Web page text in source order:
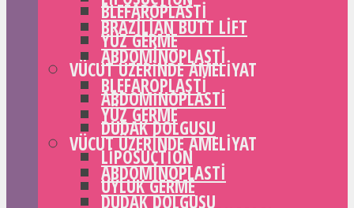
BLEFAROPLASTI
YÜZ GERME
VÜCUT ÜZERINDE AMELIYAT
ABDOMINOPLASTI
DUDAK DOLGUSU
LIPOSUCTION
UYLUK GERME
BRAZILIAN BUTT LIFT
ABDOMINOPLASTI
BLEFAROPLASTI
YÜZ GERME
VÜCUT ÜZERINDE AMELIYAT
ABDOMINOPLASTI
DUDAK DOLGUSU